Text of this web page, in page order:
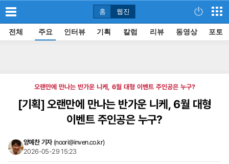
홈 웹진
전체 주요 인터뷰 기획 칼럼 리뷰 동영상 포토
오랜만에 만나는 반가운 니케, 6월 대형 이벤트 주인공은 누구?
[기획]오랜만에 만나는 반가운 니케, 6월 대형
이벤트 주인공은 누구?
양예찬 기자 (noori@inven.co.kr)
2026-05-29 15:23